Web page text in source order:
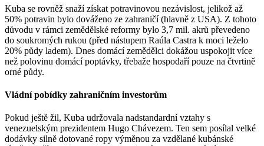
Kuba se rovněž snaží získat potravinovou nezávislost, jelikož až
50% potravin bylo dováženo ze zahraničí (hlavně z USA). Z tohoto
důvodu v rámci zemědělské reformy bylo 3,7 mil. akrů převedeno
do soukromých rukou (před nástupem Raúla Castra k moci leželo
20% půdy ladem). Dnes domácí zemědělci dokážou uspokojit více
než polovinu domácí poptávky, třebaže hospodaří pouze na čtvrtině
orné půdy.
Vládní pobídky zahraničním investorům
Pokud ještě žil, Kuba udržovala nadstandardní vztahy s
venezuelským prezidentem Hugo Chávezem. Ten sem posílal velké
dodávky silně dotované ropy výměnou za vzdělané kubánské